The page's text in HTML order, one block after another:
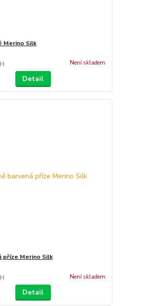
Merino Silk
Není skladem
Detail
příze Merino Silk
Není skladem
Detail